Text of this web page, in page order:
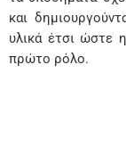
και
υλικά έτσι ώστε
πρώτο ρόλο.